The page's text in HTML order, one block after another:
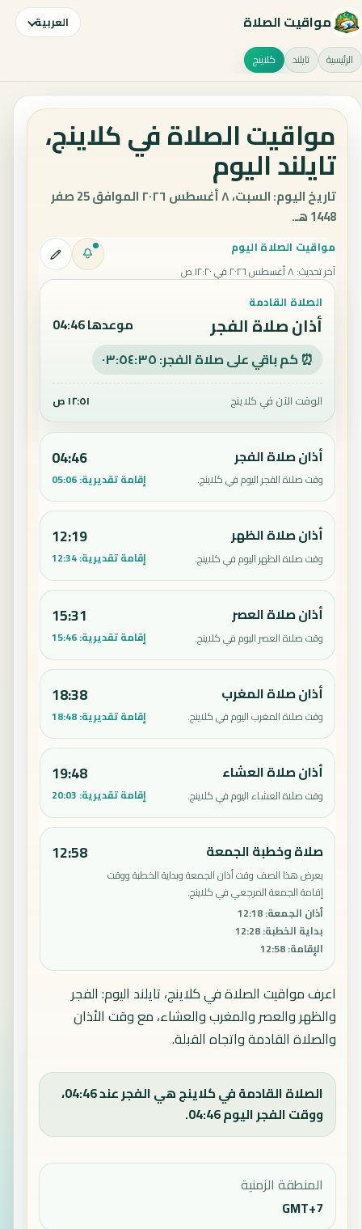
مواقيت الصلاة العربية
الرئيسية تايلند كلاينج
مواقيت الصلاة في كلاينج،
تايلند اليوم
تاريخ اليوم: السبت، ٨ أغسطس ٢٠٢٦ الموافق 25 صفر
1448 هـ.
مواقيت الصلاة اليوم
آخر تحديث:٨ أغسطس ٢٠٢٦ في ١٢:٢٠ ص
الصلاة القادمة
أذان صلاة الفجر موعدها 04:46
⏰ كم باقي على صلاة الفجر: ٠٣:٥٤:٣٤
الوقت الآن في كلاينج ١٢:٥١ ص
أذان صلاة الفجر
وقت صلاة الفجر اليوم في كلاينج.
04:46
إقامة تقديرية:05:06
أذان صلاة الظهر
وقت صلاة الظهر اليوم في كلاينج.
12:19
إقامة تقديرية:12:34
أذان صلاة العصر
وقت صلاة العصر اليوم في كلاينج.
15:31
إقامة تقديرية:15:46
أذان صلاة المغرب
وقت صلاة المغرب اليوم في كلاينج.
18:38
إقامة تقديرية:18:48
أذان صلاة العشاء
وقت صلاة العشاء اليوم في كلاينج.
19:48
إقامة تقديرية: 20:03
صلاة وخطبة الجمعة
يعرض هذا الصف وقت أذان الجمعة وبداية الخطبة ووقت
إقامة الجمعة المرجعي في كلاينج.
أذان الجمعة:
12:18
بداية الخطبة:
12:28
الإقامة:
12:58
12:58
اعرف مواقيت الصلاة في كلاينج، تايلند اليوم: الفجر
والظهر والعصر والمغرب والعشاء، مع وقت الأذان
والصلاة القادمة واتجاه القبلة.
الصلاة القادمة في كلاينج هي الفجر عند 04:46،
ووقت الفجر اليوم 04:46.
المنطقة الزمنية
GMT+7